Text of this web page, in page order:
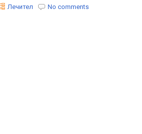
Лечител No comments